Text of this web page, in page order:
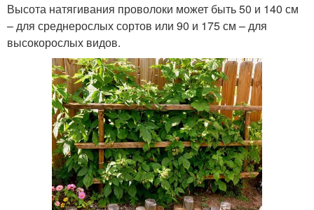
Высота натягивания проволоки может быть 50 и 140 см
– для среднерослых сортов или 90 и 175 см – для
высокорослых видов.